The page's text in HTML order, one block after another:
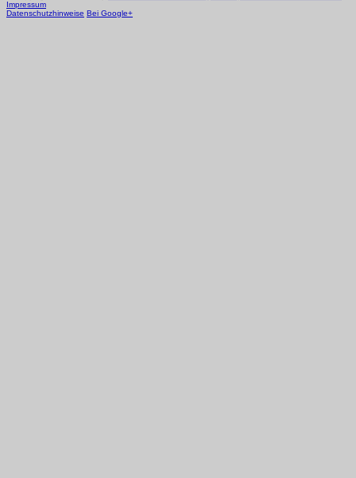
Impressum
Datenschutzhinweise Bei Google+